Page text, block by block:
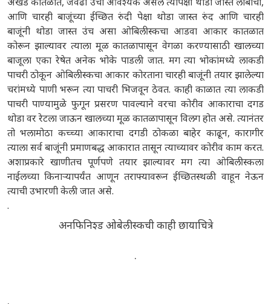
आणि चारही बाजूंच्या ईच्छित रुंदी पेक्षा थोडा जास्त रुंद आणि चारही
बाजूंनी थोडा जास्त उंच असा ओबिलीस्कचा आडवा आकार कातळात
कोरून झाल्यावर त्याला मूळ कातळापासून वेगळा करण्यासाठी खालच्या
बाजूला एका रेषेत अनेक भोके पाडली जात. मग त्या भोकांमध्ये लाकडी
पाचरी ठोकून ओबिलीस्कचा आकार कोरताना चारही बाजूंनी तयार झालेल्या
चरांमध्ये पाणी भरून त्या पाचरी भिजवून ठेवत. काही काळात त्या लाकडी
पाचरी पाण्यामुळे फुगून प्रसरण पावल्याने वरचा कोरीव आकाराचा दगड
थोडा वर रेटला जाऊन खालच्या मूळ कातळापासून विलग होत असे. त्यानंतर
तो भलामोठा कच्च्या आकाराचा दगडी ठोकळा बाहेर काढून, कारागीर
त्याला सर्व बाजूंनी प्रमाणबद्ध आकारात तासून त्याच्यावर कोरीव काम करत.
अशाप्रकारे खाणीतच पूर्णपणे तयार झाल्यावर मग त्या ओबिलीस्कला
नाईलच्या किनाऱ्यापर्यंत आणून तराफ्यावरून ईच्छितस्थळी वाहून नेऊन
त्याची उभारणी केली जात असे.
.
अनफिनिश्ड ओबेलीस्कची काही छायाचित्रे
.
.